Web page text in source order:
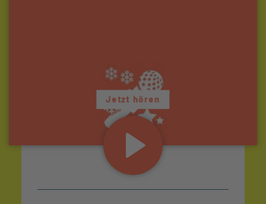
Jetzt hören